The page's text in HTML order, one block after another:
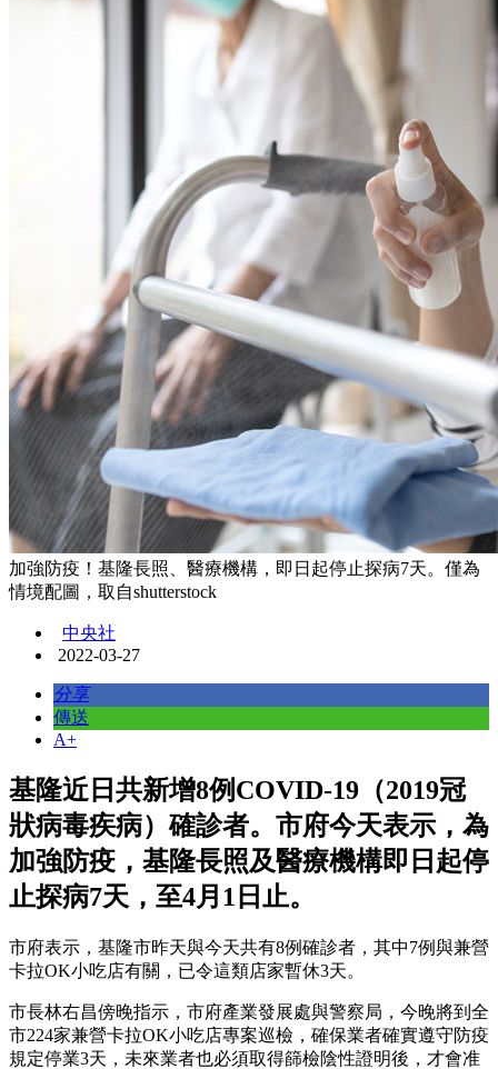
加強防疫！基隆長照、醫療機構，即日起停止探病7天。僅為
情境配圖，取自shutterstock
中央社
2022-03-27
分享
傳送
A+
基隆近日共新增8例COVID-19（2019冠
狀病毒疾病）確診者。市府今天表示，為
加強防疫，基隆長照及醫療機構即日起停
止探病7天，至4月1日止。
市府表示，基隆市昨天與今天共有8例確診者，其中7例與兼營
卡拉OK小吃店有關，已令這類店家暫休3天。
市長林右昌傍晚指示，市府產業發展處與警察局，今晚將到全
市224家兼營卡拉OK小吃店專案巡檢，確保業者確實遵守防疫
規定停業3天，未來業者也必須取得篩檢陰性證明後，才會准